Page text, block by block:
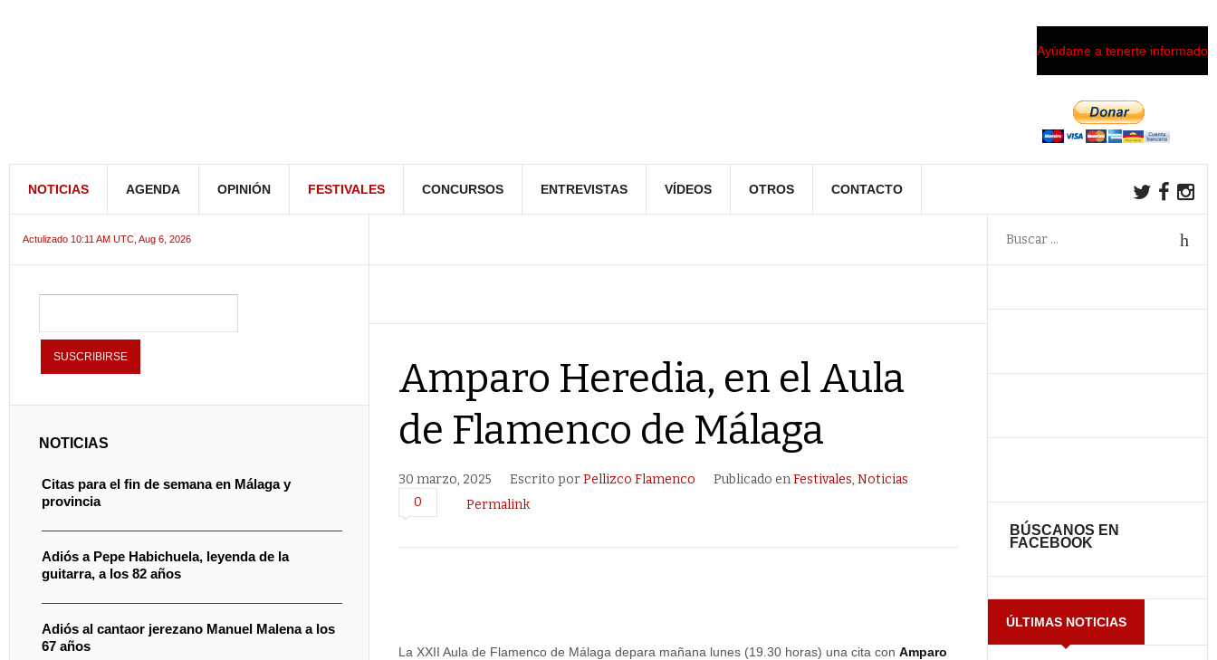
Ayúdame a tenerte informado
NOTICIAS AGENDA OPINIÓN FESTIVALES CONCURSOS ENTREVISTAS VÍDEOS OTROS CONTACTO
Actulizado 10:11 AM UTC, Aug 6, 2026
Amparo Heredia, en el Aula
de Flamenco de Málaga
30 marzo, 2025 Escrito porPellizco Flamenco Publicado enFestivales,Noticias
0
Permalink
La XXII Aula de Flamenco de Málaga depara mañana lunes (19.30 horas) una cita conAmparo
BÚSCANOS EN
FACEBOOK
ÚLTIMAS NOTICIAS
NOTICIAS
Citas para el fin de semana en Málaga y
provincia
Adiós a Pepe Habichuela, leyenda de la
guitarra, a los 82 años
Adiós al cantaor jerezano Manuel Malena a los
67 años